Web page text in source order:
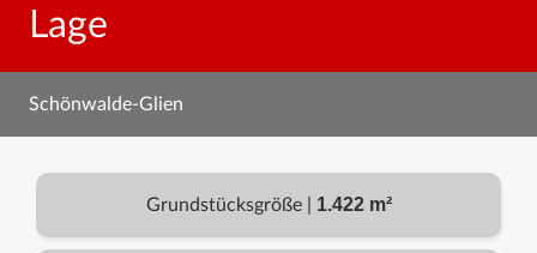
Lage
Schönwalde-Glien
Grundstücksgröße | 1.422 m²